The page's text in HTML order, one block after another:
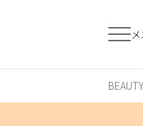
すでに会員の方